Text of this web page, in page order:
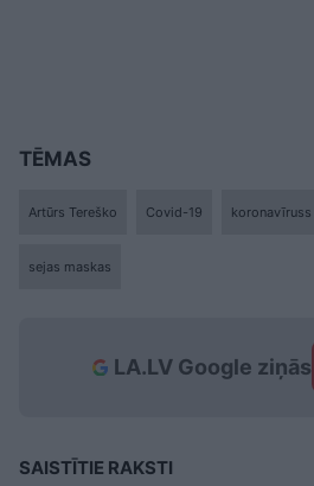
TĒMAS
Artūrs Tereško Covid-19 koronavīruss
sejas maskas
LA.LV Google ziņās
SAISTĪTIE RAKSTI